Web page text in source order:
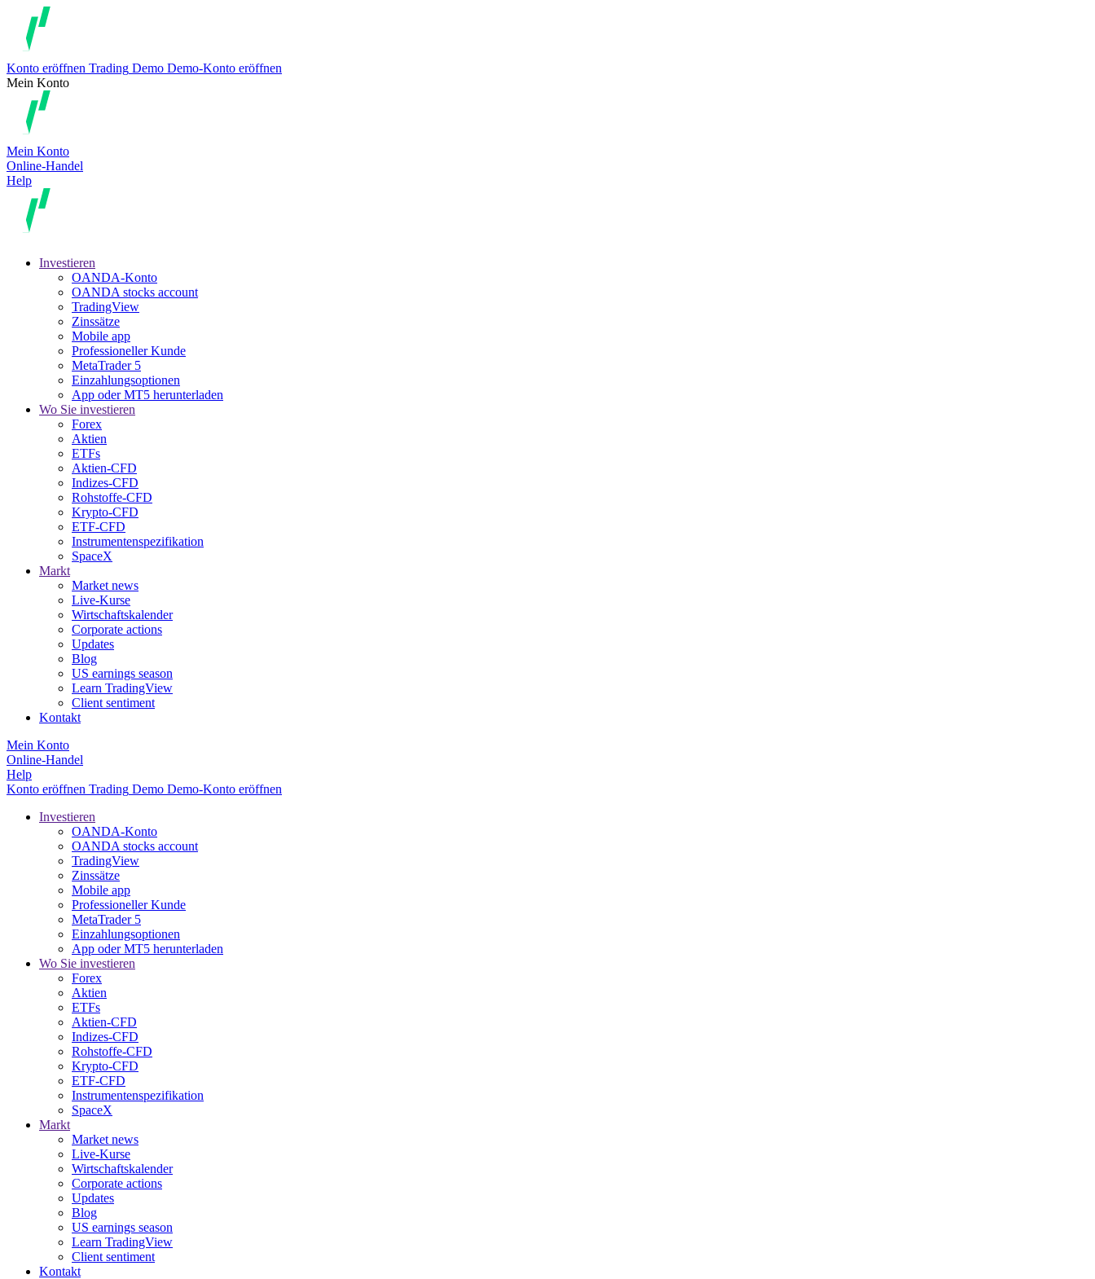
Konto eröffnen Trading Demo Demo-Konto eröffnen
Mein Konto
Mein Konto
Online-Handel
Help
Investieren
OANDA-Konto
OANDA stocks account
TradingView
Zinssätze
Mobile app
Professioneller Kunde
MetaTrader 5
Einzahlungsoptionen
App oder MT5 herunterladen
Wo Sie investieren
Forex
Aktien
ETFs
Aktien-CFD
Indizes-CFD
Rohstoffe-CFD
Krypto-CFD
ETF-CFD
Instrumentenspezifikation
SpaceX
Markt
Market news
Live-Kurse
Wirtschaftskalender
Corporate actions
Updates
Blog
US earnings season
Learn TradingView
Client sentiment
Kontakt
Mein Konto
Online-Handel
Help
Konto eröffnen Trading Demo Demo-Konto eröffnen
Investieren
OANDA-Konto
OANDA stocks account
TradingView
Zinssätze
Mobile app
Professioneller Kunde
MetaTrader 5
Einzahlungsoptionen
App oder MT5 herunterladen
Wo Sie investieren
Forex
Aktien
ETFs
Aktien-CFD
Indizes-CFD
Rohstoffe-CFD
Krypto-CFD
ETF-CFD
Instrumentenspezifikation
SpaceX
Markt
Market news
Live-Kurse
Wirtschaftskalender
Corporate actions
Updates
Blog
US earnings season
Learn TradingView
Client sentiment
Kontakt